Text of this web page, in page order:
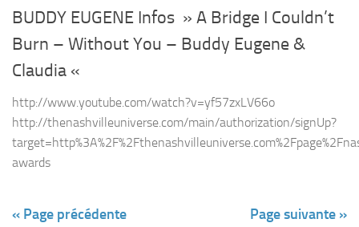
BUDDY EUGENE Infos » A Bridge I Couldn’t
Burn – Without You – Buddy Eugene &
Claudia «
http://www.youtube.com/watch?v=yf57zxLV66o
http://thenashvilleuniverse.com/main/authorization/signUp?
awards
« Page précédente Page suivante »